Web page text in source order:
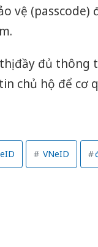
vệ
đầy đủ
chủ hộ để cơ
VNeID